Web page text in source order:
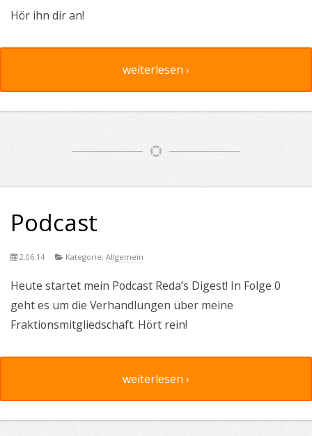
Hör ihn dir an!
weiterlesen ›
Podcast
2.06.14 Kategorie:Allgemein
Heute startet mein Podcast Reda’s Digest! In Folge 0
geht es um die Verhandlungen über meine
Fraktionsmitgliedschaft. Hört rein!
weiterlesen ›